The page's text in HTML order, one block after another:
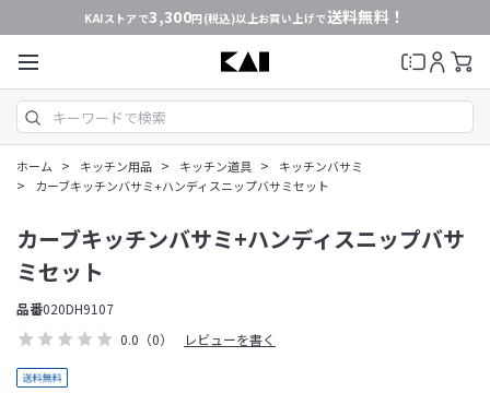
KAIストアで3,300円(税込)以上お買い上げで送料無料！
ホーム > キッチン用品 > キッチン道具 > キッチンバサミ
> カーブキッチンバサミ+ハンディスニップバサミセット
0.0 （0） レビューを書く
カーブキッチンバサミ+ハンディスニップバサ
ミセット
品番020DH9107